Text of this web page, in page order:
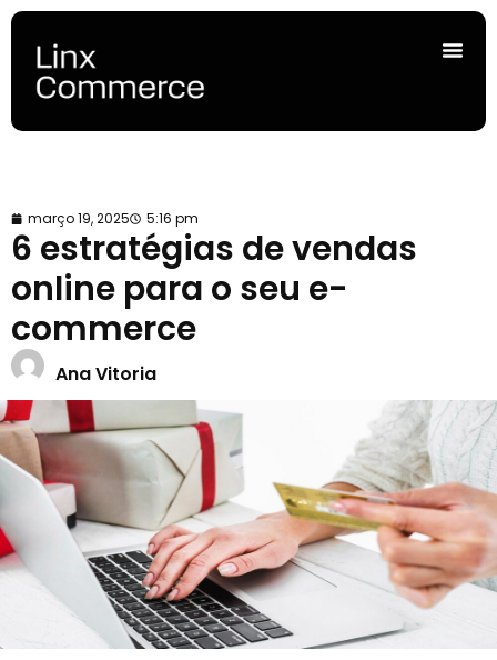
março 19, 2025 5:16 pm
6 estratégias de vendas
online para o seu e-
commerce
Ana Vitoria